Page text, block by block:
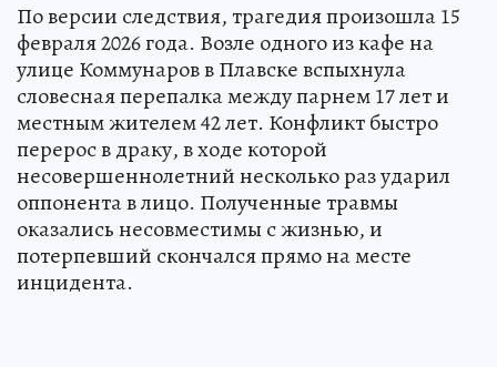
По версии следствия, трагедия произошла 15
февраля 2026 года. Возле одного из кафе на
улице Коммунаров в Плавске вспыхнула
словесная перепалка между парнем 17 лет и
местным жителем 42 лет. Конфликт быстро
перерос в драку, в ходе которой
несовершеннолетний несколько раз ударил
оппонента в лицо. Полученные травмы
оказались несовместимы с жизнью, и
потерпевший скончался прямо на месте
инцидента.